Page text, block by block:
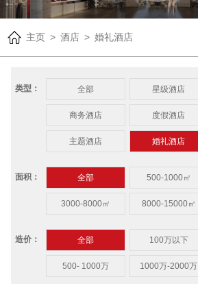
主页 > 酒店 > 婚礼酒店
类型： 全部 星级酒店
商务酒店 度假酒店
主题酒店 婚礼酒店
面积： 全部 500-1000㎡
3000-8000㎡ 8000-15000㎡
造价： 全部 100万以下
500- 1000万 1000万-2000万